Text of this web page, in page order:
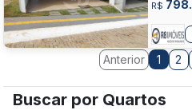
R$
Anterior 1 2
Buscar por Quartos